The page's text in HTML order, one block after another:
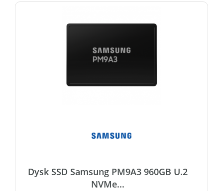
Dysk SSD Samsung PM9A3 960GB U.2
NVMe...